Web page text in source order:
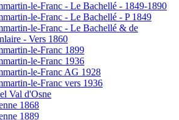
le-Franc - Le Bachellé - 1849-1890
le-Franc - Le Bachellé - P 1849
le-Franc - Le Bachellé & de
- Vers 1860
le-Franc 1899
le-Franc 1936
le-Franc AG 1928
le-Franc vers 1936
Val d'Osne
1868
1889